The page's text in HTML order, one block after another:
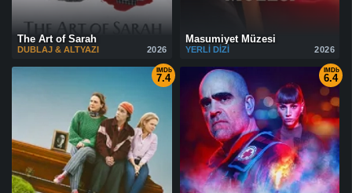
The Art of Sarah
2026
DUBLAJ & ALTYAZI
Masumiyet Müzesi
2026
YERLI DIZI
IMDb
7.4
IMDb
6.4